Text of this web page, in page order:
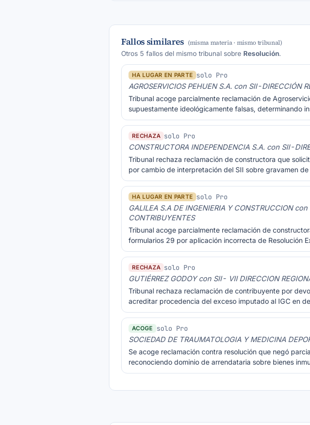
Fallos similares (misma materia · mismo tribunal)
Otros 5 fallos del mismo tribunal sobre Resolución.
HA LUGAR EN PARTE solo Pro
AGROSERVICIOS PEHUEN S.A. con SII-DIRECCIÓN
Tribunal acoge parcialmente reclamación de
supuestamente ideológicamente falsas, determinando
RECHAZA solo Pro
CONSTRUCTORA INDEPENDENCIA S.A. con SII-
Tribunal rechaza reclamación de constructora que
por cambio de interpretación del SII sobre gravamen
HA LUGAR EN PARTE solo Pro
GALILEA S.A DE INGENIERIA Y CONSTRUCCION
CONTRIBUYENTES
Tribunal acoge parcialmente reclamación de
formularios 29 por aplicación incorrecta de Resolución
RECHAZA solo Pro
GUTIÉRREZ GODOY con SII- VII DIRECCION
Tribunal rechaza reclamación de contribuyente por
acreditar procedencia del exceso imputado al IGC en
ACOGE solo Pro
SOCIEDAD DE TRAUMATOLOGIA Y MEDICINA
Se acoge reclamación contra resolución que negó
reconociendo dominio de arrendataria sobre bienes